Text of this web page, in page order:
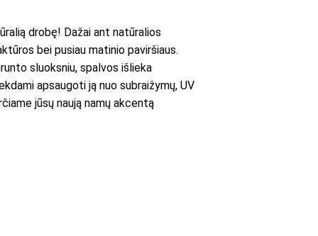
drobę! Dažai ant natūralios
bei pusiau matinio paviršiaus.
sluoksniu, spalvos išlieka
apsaugoti ją nuo subraižymų, UV
jūsų naują namų akcentą